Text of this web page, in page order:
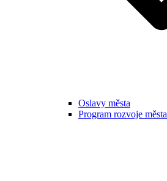
Oslavy města
Program rozvoje města